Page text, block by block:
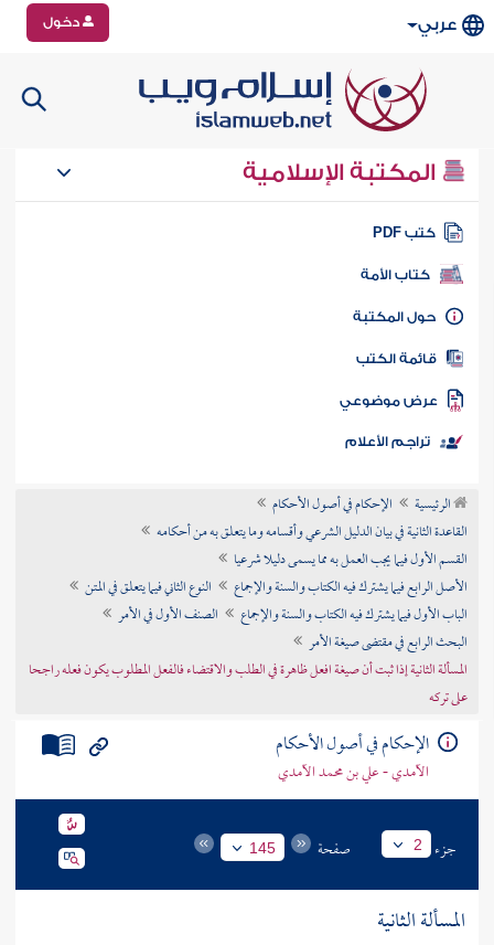
عربي دخول
المكتبة الإسلامية
كتب PDF
كتاب الأمة
المكتبة
الكتب
موضوعي
تراجم الأعلام
الرئيسية
الإحكام في أصول الأحكام
القاعدة الثانية في بيان الدليل الشرعي وأقسامه وما يتعلق به من أحكامه
القسم الأول فيما يجب العمل به مما يسمى دليلا شرعيا
الأصل الرابع فيما يشترك فيه الكتاب والسنة والإجماع
النوع الثاني فيما يتعلق في المتن
الباب الأول فيما يشترك فيه الكتاب والسنة والإجماع
الصنف الأول في الأمر
البحث الرابع في مقتضى صيغة الأمر
المسألة الثانية إذا ثبت أن صيغة افعل ظاهرة في الطلب والاقتضاء فالفعل المطلوب يكون فعله راجحا
على تركه
الإحكام في أصول الأحكام
الآمدي - علي بن محمد الآمدي
جزء 2 صفحة 145
المسألة الثانية